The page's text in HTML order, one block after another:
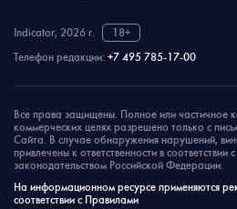
Indicator, 2026 г.
18+
Телефон редакции: +7 495 785-17-00
Все права защищены. Полное или частичное
коммерческих целях разрешено только с
Сайта. В случае обнаружения нарушений,
привлечены к ответственности в соответствии
законодательством Российской Федерации.
На информационном ресурсе применяются
соответствии с Правилами